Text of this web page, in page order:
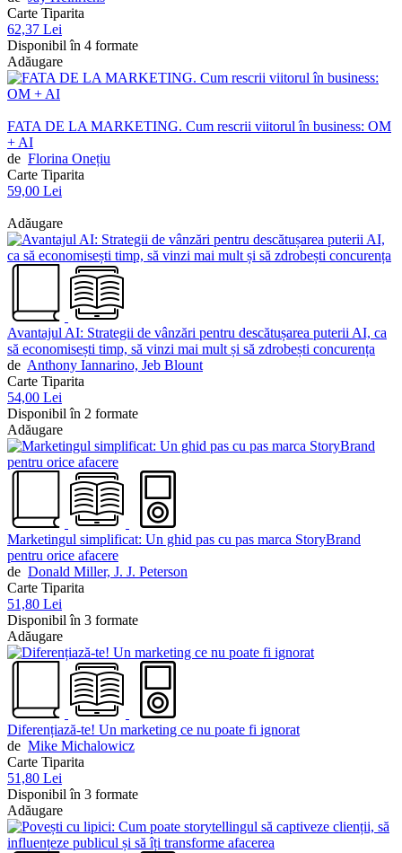
Carte Tiparita
62,37 Lei
Disponibil în 4 formate
Adăugare
FATA DE LA MARKETING. Cum rescrii viitorul în business: OM
+ AI
de Florina Onețiu
Carte Tiparita
59,00 Lei
Adăugare
Avantajul AI: Strategii de vânzări pentru descătușarea puterii AI, ca
să economisești timp, să vinzi mai mult și să zdrobești concurența
de Anthony Iannarino, Jeb Blount
Carte Tiparita
54,00 Lei
Disponibil în 2 formate
Adăugare
Marketingul simplificat: Un ghid pas cu pas marca StoryBrand
pentru orice afacere
de Donald Miller, J. J. Peterson
Carte Tiparita
51,80 Lei
Disponibil în 3 formate
Adăugare
Diferențiază-te! Un marketing ce nu poate fi ignorat
de Mike Michalowicz
Carte Tiparita
51,80 Lei
Disponibil în 3 formate
Adăugare